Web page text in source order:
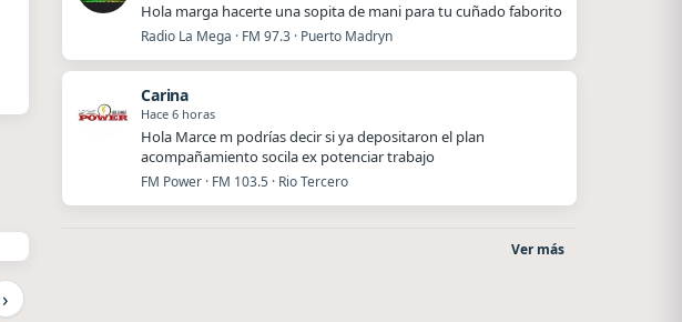
›
Hola marga hacerte una sopita de mani para tu cuñado faborito
Radio La Mega · FM 97.3 · Puerto Madryn
Carina
Hace 6 horas
Hola Marce m podrías decir si ya depositaron el plan
acompañamiento socila ex potenciar trabajo
FM Power · FM 103.5 · Rio Tercero
Ver más